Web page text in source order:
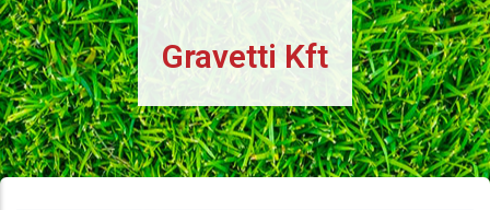
Gravetti Kft